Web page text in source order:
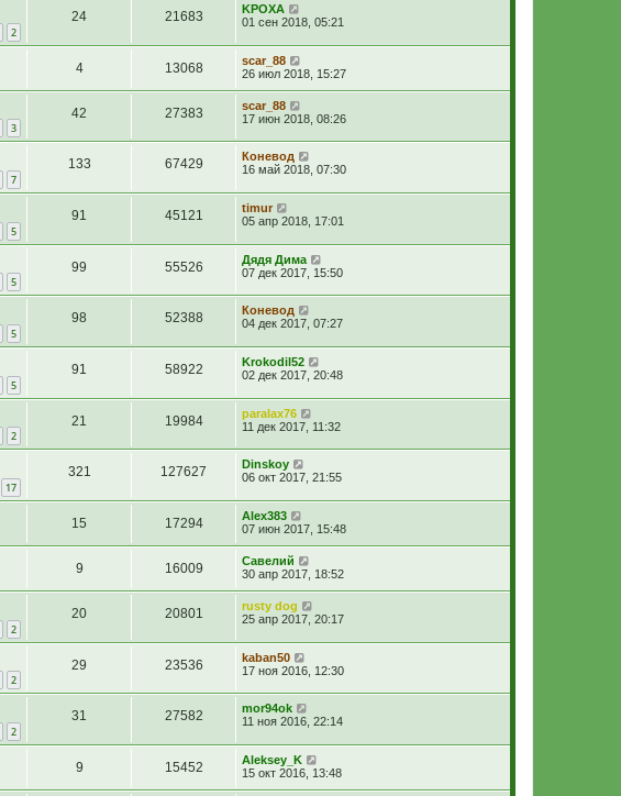
2
24 21683
KPOXA
01 сен 2018, 05:21
4 13068
scar_88
26 июл 2018, 15:27
3
42 27383
scar_88
17 июн 2018, 08:26
7
133 67429
Коневод
16 май 2018, 07:30
5
91 45121
timur
05 апр 2018, 17:01
5
99 55526
Дядя Дима
07 дек 2017, 15:50
5
98 52388
Коневод
04 дек 2017, 07:27
5
91 58922
Krokodil52
02 дек 2017, 20:48
2
21 19984
paralax76
11 дек 2017, 11:32
17
321 127627
Dinskoy
06 окт 2017, 21:55
15 17294
Alex383
07 июн 2017, 15:48
9 16009
Савелий
30 апр 2017, 18:52
2
20 20801
rusty dog
25 апр 2017, 20:17
2
29 23536
kaban50
17 ноя 2016, 12:30
2
31 27582
mor94ok
11 ноя 2016, 22:14
9 15452
Aleksey_K
15 окт 2016, 13:48